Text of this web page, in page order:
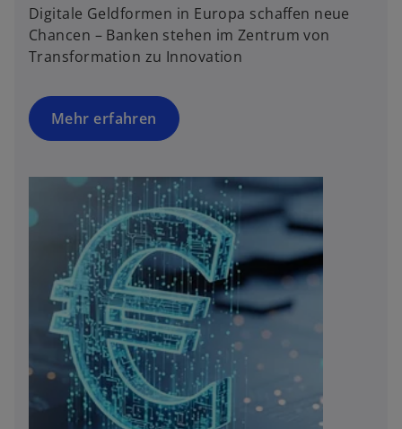
Digitale Geldformen in Europa schaffen neue
Chancen – Banken stehen im Zentrum von
Transformation zu Innovation
Mehr erfahren